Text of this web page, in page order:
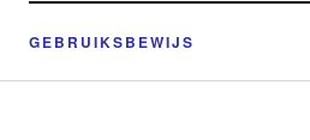
GEBRUIKSBEWIJS